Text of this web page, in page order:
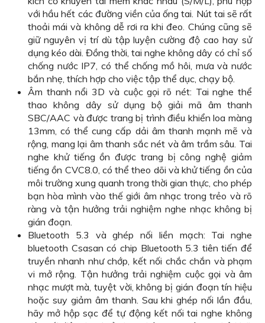
với hầu hết các đường viền của ống tai. Nút tai sẽ rất
thoải mái và không dễ rơi ra khi đeo. Chúng cũng sẽ
giữ nguyên vị trí dù tập luyện cường độ cao hay sử
dụng kéo dài. Đồng thời, tai nghe không dây có chỉ số
chống nước IP7, có thể chống mồ hôi, mưa và nước
bắn nhẹ, thích hợp cho việc tập thể dục, chạy bộ.
Âm thanh nổi 3D và cuộc gọi rõ nét: Tai nghe thể
thao không dây sử dụng bộ giải mã âm thanh
SBC/AAC và được trang bị trình điều khiển loa màng
13mm, có thể cung cấp dải âm thanh mạnh mẽ và
rộng, mang lại âm thanh sắc nét và âm trầm sâu. Tai
nghe khử tiếng ồn được trang bị công nghệ giảm
tiếng ồn CVC8.0, có thể theo dõi và khử tiếng ồn của
môi trường xung quanh trong thời gian thực, cho phép
bạn hòa mình vào thế giới âm nhạc trong trẻo và rõ
ràng và tận hưởng trải nghiệm nghe nhạc không bị
gián đoạn.
Bluetooth 5.3 và ghép nối liền mạch: Tai nghe
bluetooth Csasan có chip Bluetooth 5.3 tiên tiến để
truyền nhanh như chớp, kết nối chắc chắn và phạm
vi mở rộng. Tận hưởng trải nghiệm cuộc gọi và âm
nhạc mượt mà, tuyệt vời, không bị gián đoạn tín hiệu
hoặc suy giảm âm thanh. Sau khi ghép nối lần đầu,
hãy mở hộp sạc để tự động kết nối tai nghe không